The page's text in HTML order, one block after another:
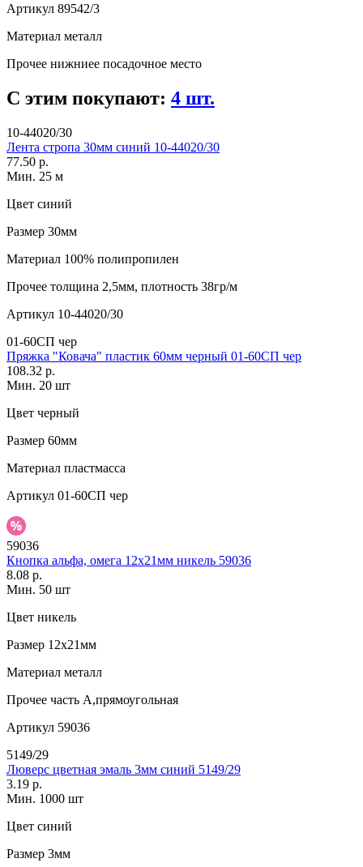
Артикул 89542/3
Материал металл
Прочее нижниее посадочное место
С этим покупают: 4 шт.
10-44020/30
Лента стропа 30мм синий 10-44020/30
77.50 р.
Мин. 25 м
Цвет синий
Размер 30мм
Материал 100% полипропилен
Прочее толщина 2,5мм, плотность 38гр/м
Артикул 10-44020/30
01-60СП чер
Пряжка "Ковача" пластик 60мм черный 01-60СП чер
108.32 р.
Мин. 20 шт
Цвет черный
Размер 60мм
Материал пластмасса
Артикул 01-60СП чер
59036
Кнопка альфа, омега 12х21мм никель 59036
8.08 р.
Мин. 50 шт
Цвет никель
Размер 12х21мм
Материал металл
Прочее часть А,прямоугольная
Артикул 59036
5149/29
Люверс цветная эмаль 3мм синий 5149/29
3.19 р.
Мин. 1000 шт
Цвет синий
Размер 3мм